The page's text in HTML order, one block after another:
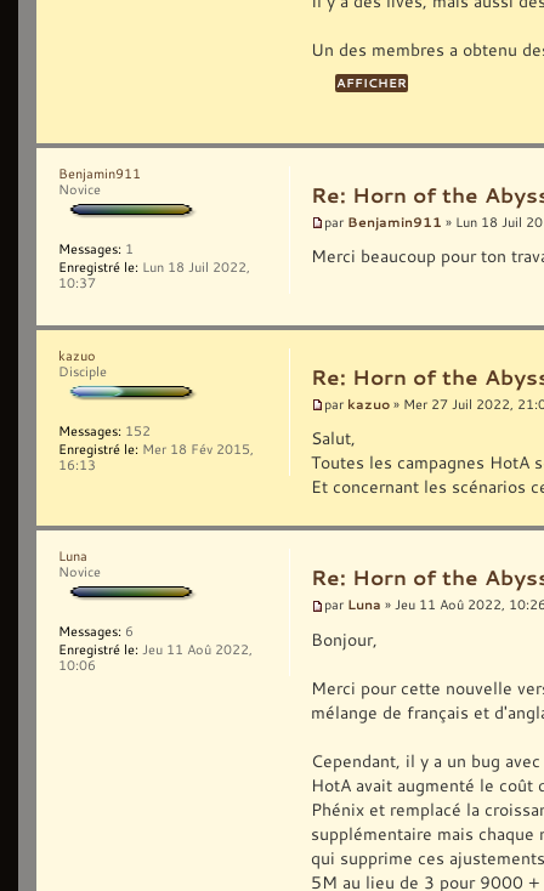
Un des membres a obtenu
Re: Horn of the
par Benjamin911 » Lun 18 Juil
Merci beaucoup pour ton
Benjamin911
Novice
Messages: 1
Enregistré le: Lun 18 Juil 2022,
10:37
Re: Horn of the
par kazuo » Mer 27 Juil 2022,
Salut,
Toutes les campagnes HotA
Et concernant les scénarios
kazuo
Disciple
Messages: 152
Enregistré le: Mer 18 Fév 2015,
16:13
Re: Horn of the
par Luna » Jeu 11 Aoû 2022,
Bonjour,
Merci pour cette nouvelle
mélange de français et
Cependant, il y a un bug
HotA avait augmenté le coût
Phénix et remplacé la
supplémentaire mais
qui supprime ces
5M au lieu de 3 pour 9000
Luna
Novice
Messages: 6
Enregistré le: Jeu 11 Aoû 2022,
10:06